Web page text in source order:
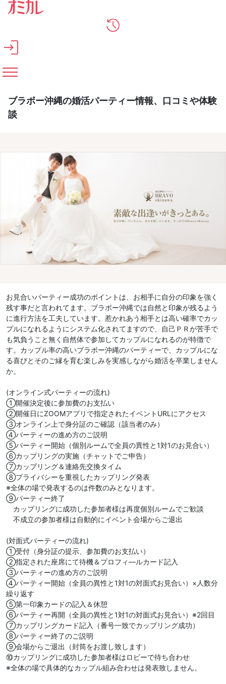
メインコンテンツへスキップ
ブラボー沖縄の婚活パーティー情報、口コミや体験
談
お見合いパーティー成功のポイントは、お相手に自分の印象を強く
残す事だと言われてます。ブラボー沖縄では自然と印象が残るよう
に進行方法を工夫しています。惹かれあう相手とは高い確率でカッ
プルになれるようにシステム化されてますので、自己ＰＲが苦手で
も気負うこと無く自然体で参加してカップルになれるのが特徴で
す。カップル率の高いブラボー沖縄のパーティーで、カップルにな
る喜びとそのご縁を育む楽しみを実感しながら婚活を卒業しません
か。
(オンライン式パーティーの流れ)
①開催決定後に参加費のお支払い
②開催日にZOOMアプリで指定されたイベントURLにアクセス
③オンライン上で身分証のご確認（該当者のみ）
④パーティーの進め方のご説明
⑤パーティー開始（個別ルームで全員の異性と1対1のお見合い）
⑥カップリングの実施（チャットでご申告）
⑦カップリング＆連絡先交換タイム
⑧プライバシーを重視したカップリング発表
※全体の場で発表するのは件数のみとなります。
⑨パーティー終了
カップリングに成功した参加者様は再度個別ルームでご歓談
不成立の参加者様は自動的にイベント会場からご退出
(対面式パーティーの流れ)
①受付（身分証の提示、参加費のお支払い）
②指定された座席にて待機＆プロフィ―ルカード記入
③パーティーの進め方のご説明
④パーティー開始（全員の異性と1対1の対面式お見合い）×人数分
繰り返す
⑤第一印象カードの記入＆休憩
⑥パーティー再開（全員の異性と1対1の対面式お見合い）※2回目
⑦カップリングカード記入（番号一致でカップリング成功）
⑧パーティー終了のご説明
⑨会場からご退出（封筒をお渡し致します）
⑩カップリングに成功した参加者様はロビーで待ち合わせ
※全体の場で具体的なカップル組み合わせは発表致しません。